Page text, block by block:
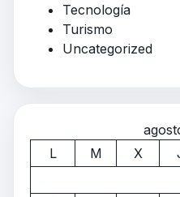
Tecnología
Turismo
Uncategorized
L
M X